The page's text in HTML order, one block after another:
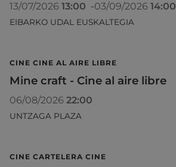
13/07/2026 13:00 -03/09/2026 14:00
EIBARKO UDAL EUSKALTEGIA
CINE CINE AL AIRE LIBRE
Mine craft - Cine al aire libre
06/08/2026 22:00
UNTZAGA PLAZA
CINE CARTELERA CINE